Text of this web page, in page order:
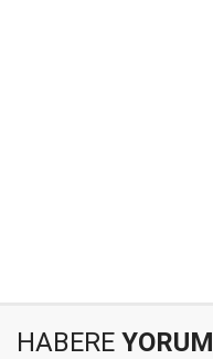
HABERE